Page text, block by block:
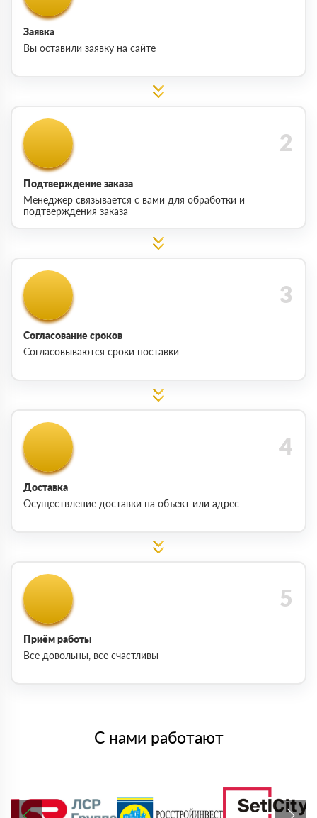
Заявка
Вы оставили заявку на сайте
Подтверждение заказа
Менеджер связывается с вами для обработки и
подтверждения заказа
Согласование сроков
Согласовываются сроки поставки
Доставка
Осуществление доставки на объект или адрес
Приём работы
Все довольны, все счастливы
С нами работают